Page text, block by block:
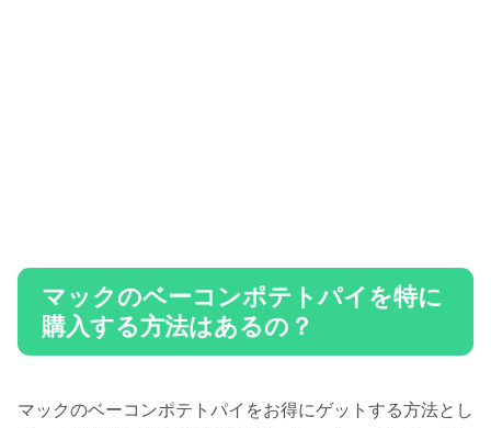
マックのベーコンポテトパイを特に
購入する方法はあるの？
マックのベーコンポテトパイをお得にゲットする方法とし